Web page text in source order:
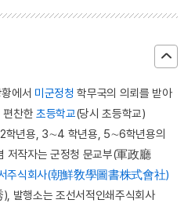
에서 미군정청 학무국의 의뢰를 받아
편찬한 초등학교(당시 초등학교)
학년용, 3∼4 학년용, 5∼6학년용의
저작자는 군정청 문교부(軍政廳
주식회사(朝鮮敎學圖書株式會社)
발행소는 조선서적인쇄주식회사